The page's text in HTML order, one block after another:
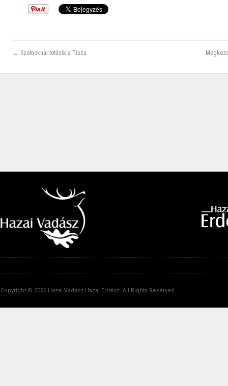
← Szolnoknál tetőzik a Tisza
Copyright © 2026 Hazai Vadász Hazai Erdész. All Rights Reserved.